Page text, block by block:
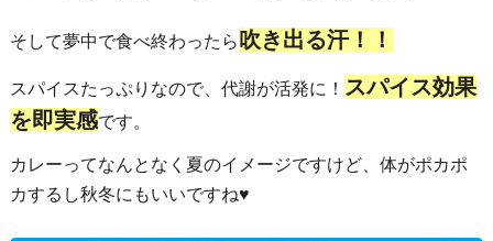
そして夢中で食べ終わったら吹き出る汗！！
スパイスたっぷりなので、代謝が活発に！ スパイス効果
を即実感です。
カレーってなんとなく夏のイメージですけど、体がポカポ
カするし秋冬にもいいですね♥